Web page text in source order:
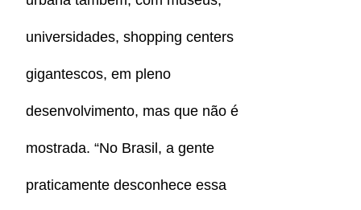
universidades, shopping centers
gigantescos, em pleno
desenvolvimento, mas que não é
mostrada. “No Brasil, a gente
praticamente desconhece essa